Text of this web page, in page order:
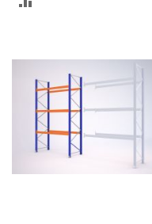
POROVNÁNÍ